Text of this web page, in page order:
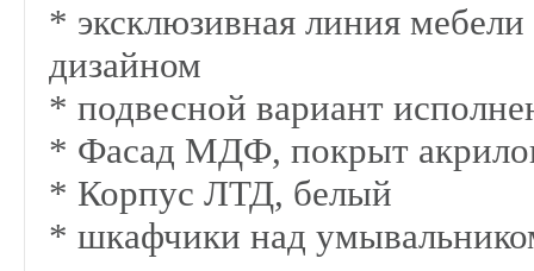
* эксклюзивная линия
дизайном
* подвесной вариант
* Фасад МДФ, покрыт
* Корпус ЛТД, белый
* шкафчики над